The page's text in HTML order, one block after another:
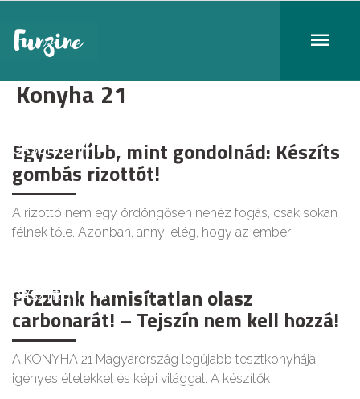
Konyha 21
GASZTRO
Egyszerűbb, mint gondolnád: Készíts
gombás rizottót!
A rizottó nem egy ördöngősen nehéz fogás, csak sokan
félnek tőle. Azonban, annyi elég, hogy az ember
GASZTRO
Főzzünk hamisítatlan olasz
carbonarát! – Tejszín nem kell hozzá!
A KONYHA 21 Magyarország legújabb tesztkonyhája
igényes ételekkel és képi világgal. A készítők